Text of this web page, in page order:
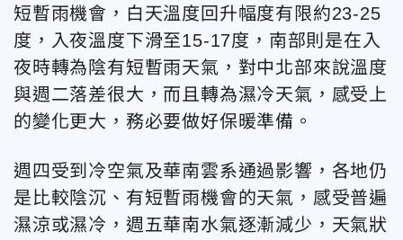
短暫雨機會，白天溫度回升幅度有限約23-25
度，入夜溫度下滑至15-17度，南部則是在入
夜時轉為陰有短暫雨天氣，對中北部來說溫度
與週二落差很大，而且轉為濕冷天氣，感受上
的變化更大，務必要做好保暖準備。
週四受到冷空氣及華南雲系通過影響，各地仍
是比較陰沉、有短暫雨機會的天氣，感受普遍
濕涼或濕冷，週五華南水氣逐漸減少，天氣狀